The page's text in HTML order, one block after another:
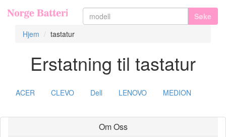
Søke
Hjem
tastatur
Erstatning til tastatur
ACER CLEVO Dell LENOVO MEDION
Om Oss